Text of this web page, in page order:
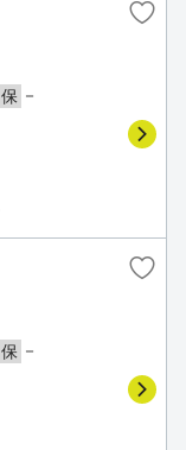
保 －
保 －